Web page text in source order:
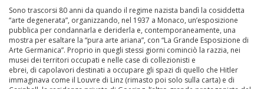
Sono trascorsi 80 anni da quando il regime nazista bandì la cosiddetta
“arte degenerata”, organizzando, nel 1937 a Monaco, un’esposizione
pubblica per condannarla e deriderla e, contemporaneamente, una
mostra per esaltare la “pura arte ariana”, con “La Grande Esposizione di
Arte Germanica”. Proprio in quegli stessi giorni cominciò la razzia, nei
musei dei territori occupati e nelle case di collezionisti e
ebrei, di capolavori destinati a occupare gli spazi di quello che Hitler
immaginava come il Louvre di Linz (rimasto poi solo sulla carta) e di